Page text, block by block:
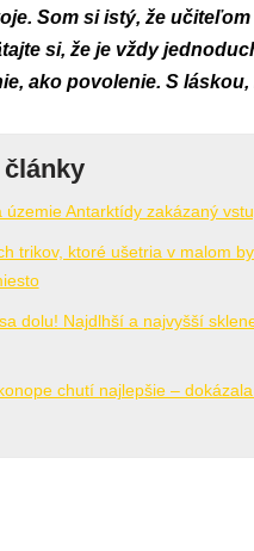
Som si istý, že
si, že je vždy
ako povolenie. S láskou,
územie Antarktídy zakázaný
trikov, ktoré ušetria v malom
dolu! Najdlhší a najvyšší
chutí najlepšie –